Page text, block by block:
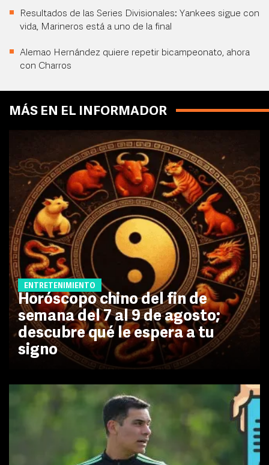
Resultados de las Series Divisionales: Yankees sigue con
vida, Marineros está a uno de la final
Alemao Hernández quiere repetir bicampeonato, ahora
con Charros
MÁS EN EL INFORMADOR
ENTRETENIMIENTO
Horóscopo chino del fin de
semana del 7 al 9 de agosto;
descubre qué le espera a tu
signo